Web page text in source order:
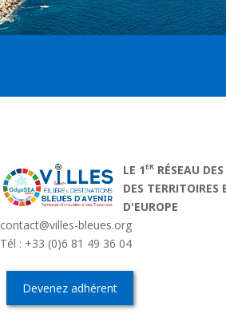
LE 1ER RÉSEAU
DES TERRITOIRES
D'EUROPE
contact@villes-bleues.org
Tél : +33 (0)6 81 49 36 04
Devenez adhérent